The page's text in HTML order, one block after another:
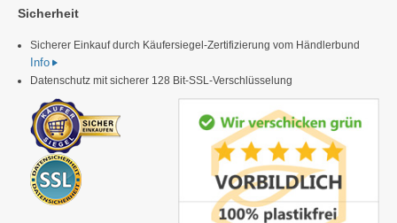
Sicherheit
Sicherer Einkauf durch Käufersiegel-Zertifizierung vom Händlerbund
Info
Datenschutz mit sicherer 128 Bit-SSL-Verschlüsselung